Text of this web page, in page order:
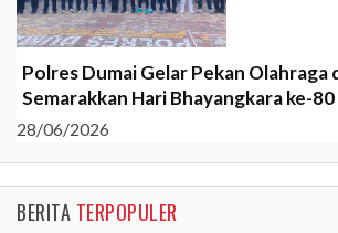
Polres Dumai Gelar Pekan Olahraga
Semarakkan Hari Bhayangkara ke-80
28/06/2026
BERITA TERPOPULER